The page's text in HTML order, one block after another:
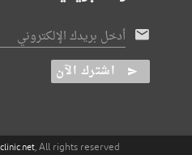
أدخل بريدك الإلكتروني
اشترك الآن
, All rights reserved